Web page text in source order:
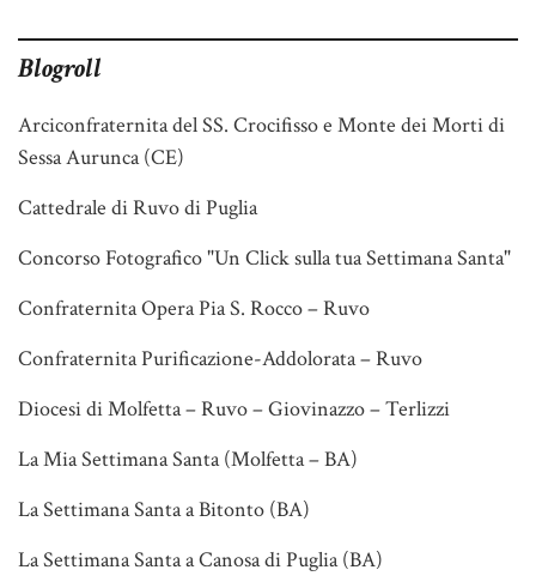
Blogroll
Arciconfraternita del SS. Crocifisso e Monte dei Morti di
Sessa Aurunca (CE)
Cattedrale di Ruvo di Puglia
Concorso Fotografico "Un Click sulla tua Settimana Santa"
Confraternita Opera Pia S. Rocco – Ruvo
Confraternita Purificazione-Addolorata – Ruvo
Diocesi di Molfetta – Ruvo – Giovinazzo – Terlizzi
La Mia Settimana Santa (Molfetta – BA)
La Settimana Santa a Bitonto (BA)
La Settimana Santa a Canosa di Puglia (BA)